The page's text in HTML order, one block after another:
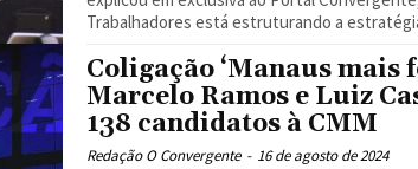
Trabalhadores está estruturando a
Coligação ‘Manaus mais
Marcelo Ramos e Luiz
138 candidatos à CMM
Redação O Convergente - 16 de agosto de 2024